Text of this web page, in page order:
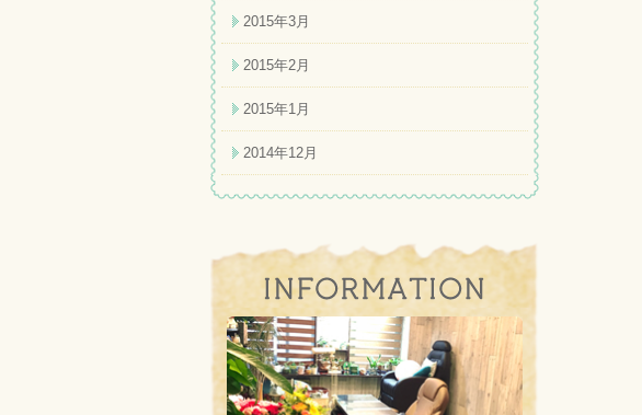
2015年3月
2015年2月
2015年1月
2014年12月